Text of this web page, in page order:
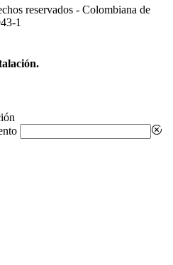
reservados - Colombiana de
1